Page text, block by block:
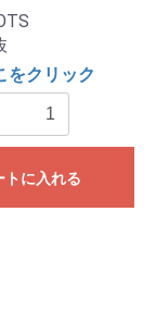
をクリック
トに入れる